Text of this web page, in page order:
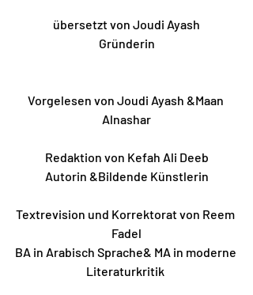
übersetzt von Joudi Ayash
Gründerin
Vorgelesen von Joudi Ayash &Maan
Alnashar
Redaktion von Kefah Ali Deeb
Autorin &Bildende Künstlerin
Textrevision und Korrektorat von Reem
Fadel
BA in Arabisch Sprache& MA in moderne
Literaturkritik